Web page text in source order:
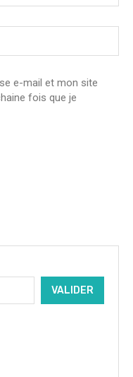
e-mail et mon site
fois que je
VALIDER